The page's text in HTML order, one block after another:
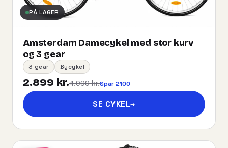
PÅ LAGER
Amsterdam Damecykel med stor kurv
og 3 gear
3 gear Bycykel
2.899 kr.4.999 kr.Spar 2100
SE CYKEL→